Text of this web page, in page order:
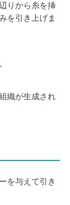
りから糸を挿
を引き上げま
織が生成され
を与えて引き